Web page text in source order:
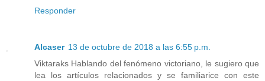
Responder
Alcaser 13 de octubre de 2018 a las 6:55 p.m.
Viktaraks Hablando del fenómeno victoriano, le sugiero que
lea los artículos relacionados y se familiarice con este